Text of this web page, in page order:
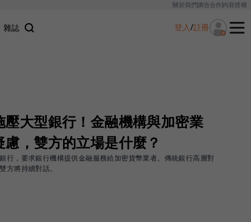
關於我們廣告合作內容授權
雜誌 登入/註冊
壓大型銀行！金融機構與加密業
，雙方的立場是什麼？
行，要求銀行機構提供金融服務給加密貨幣業者。傳統銀行高層對
方將持續對話。